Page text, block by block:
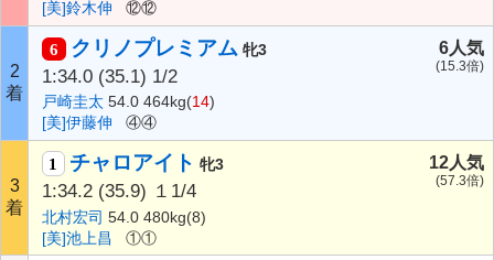
[美]鈴木伸
⑫⑫
2
着
6 クリノプレミアム 牝3
1:34.0 (35.1) 1/2
戸崎圭太 54.0 464kg(14)
[美]伊藤伸
④④
6人気
(15.3倍)
3
着
1 チャロアイト 牝3
1:34.2 (35.9) １1/4
北村宏司 54.0 480kg(8)
[美]池上昌
①①
12人気
(57.3倍)